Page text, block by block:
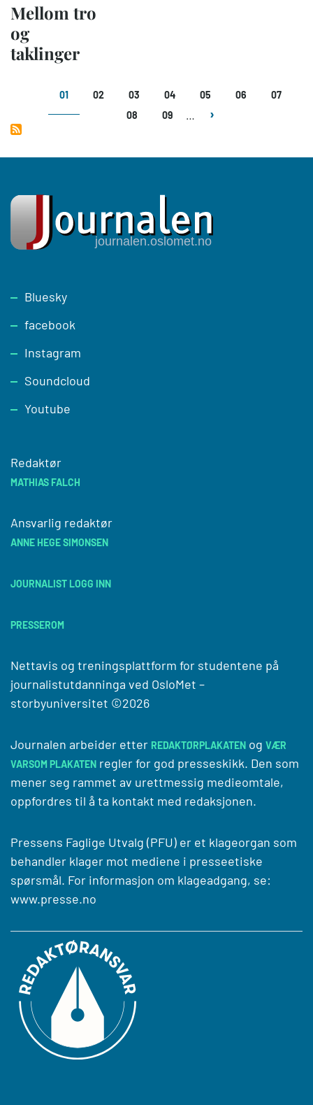
Mellom tro
og
taklinger
01 02 03 04 05 06
07
08
09
Footer
Bluesky
facebook
Instagram
Soundcloud
Youtube
Redaktør
MATHIAS FALCH
Ansvarlig redaktør
ANNE HEGE SIMONSEN
JOURNALIST LOGG INN
PRESSEROM
Nettavis og treningsplattform for studentene på
journalistutdanninga ved OsloMet –
storbyuniversitet ©2026
Journalen arbeider etter REDAKTØRPLAKATEN og VÆR
VARSOM PLAKATEN regler for god presseskikk. Den som
mener seg rammet av urettmessig medieomtale,
oppfordres til å ta kontakt med redaksjonen.
Pressens Faglige Utvalg (PFU) er et klageorgan som
behandler klager mot mediene i presseetiske
spørsmål. For informasjon om klageadgang, se:
www.presse.no